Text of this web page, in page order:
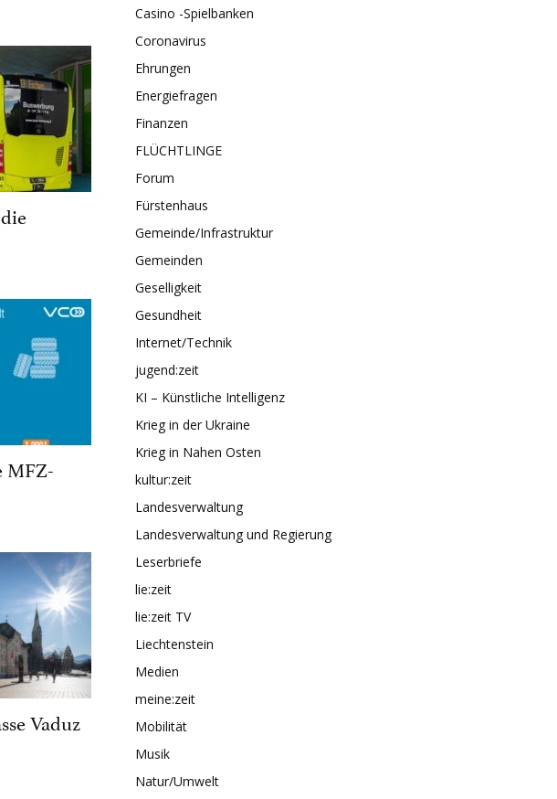
MFZ-
Vaduz
Casino -Spielbanken
Coronavirus
Ehrungen
Energiefragen
Finanzen
FLÜCHTLINGE
Forum
Fürstenhaus
Gemeinde/Infrastruktur
Gemeinden
Geselligkeit
Gesundheit
Internet/Technik
jugend:zeit
KI – Künstliche Intelligenz
Krieg in der Ukraine
Krieg in Nahen Osten
kultur:zeit
Landesverwaltung
Landesverwaltung und Regierung
Leserbriefe
lie:zeit
lie:zeit TV
Liechtenstein
Medien
meine:zeit
Mobilität
Musik
Natur/Umwelt